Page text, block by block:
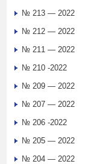
№ 213 — 2022
№ 212 — 2022
№ 211 — 2022
№ 210 -2022
№ 209 — 2022
№ 207 — 2022
№ 206 -2022
№ 205 — 2022
№ 204 — 2022